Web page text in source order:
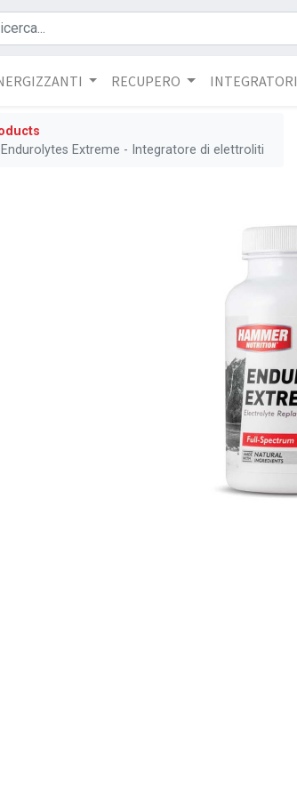
RECUPERO INTEGRATORI​
Endurolytes Extreme - Integratore di elettroliti